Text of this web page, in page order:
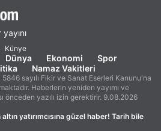
Künye
Dünya Ekonomi
Spor
Namaz Vakitleri
sayılı Fikir ve Sanat Eserleri Kanunu'na
Haberlerin yeniden yayımı ve
önceden yazılı izin gerektirir. 9.08.2026
yatırımcısına güzel haber! Tarih bile